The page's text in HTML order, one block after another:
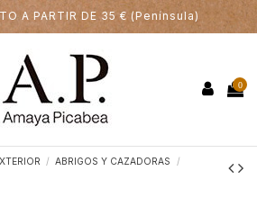
A PARTIR DE 35 € (Península)
0
ABRIGOS Y CAZADORAS